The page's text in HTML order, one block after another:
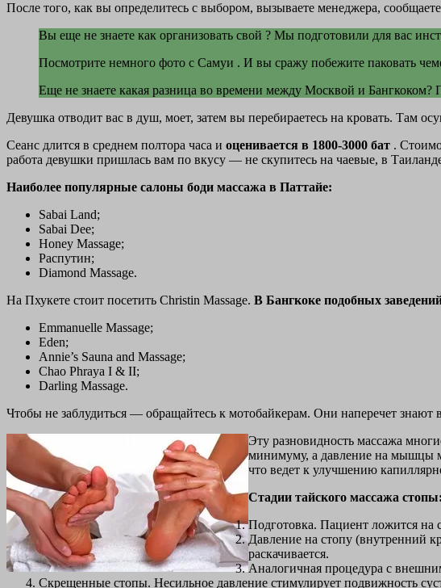
После того, как вы определитесь с выбором, вызываете менеджера,
Вы еще не знаете как организовать свой ? Мы подготовили для вас
Посмотрите немного фото с Самуи . И вы сражу побежите паковать
Еще не знаете какая разница во времени между Москвой и Бангкоком?
Девушка отводит вас в душ, моет, затем вы перебираетесь на кровать. Там
Сеанс длится в среднем полтора часа и оценивается в 1800-3000 бат .
работа девушки пришлась вам по вкусу — не скупитесь на чаевые, в
Наиболее популярные салоны боди массажа в Паттайе:
Sabai Land;
Sabai Dee;
Honey Massage;
Распутин;
Diamond Massage.
На Пхукете стоит посетить Christin Massage. В Бангкоке подобных
Emmanuelle Massage;
Eden;
Annie’s Sauna and Massage;
Chao Phraya I & II;
Darling Massage.
Чтобы не заблудиться — обращайтесь к мотобайкерам. Они наперечет знают
Эту разновидность массажа
минимуму, а давление на мышцы
что ведет к улучшению
Стадии тайского массажа стопы:
Подготовка. Пациент ложится на
Давление на стопу (внутренний
раскачивается.
Аналогичная процедура с
Скрещенные стопы. Несильное давление стимулирует подвижность